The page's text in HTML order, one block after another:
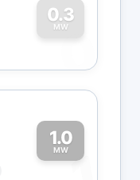
0.3
MW
0
1.0
MW